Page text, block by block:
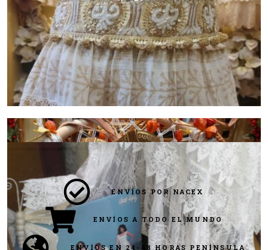
ENVÍOS POR NACEX
ENVÍOS A TODO EL MUNDO
ENVÍOS EN 24-48 HORAS PENÍNSULA